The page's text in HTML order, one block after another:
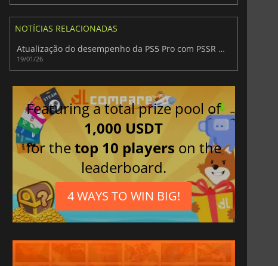
NOTÍCIAS RELACIONADAS
Atualização do desempenho da PS5 Pro com PSSR 2.0 prevista para o final de março
19/01/26
Featuring a total prize pool of
1,000 USDT
for thetop 10 players on the
leaderboard.
4 WAYS TO WIN BIG!